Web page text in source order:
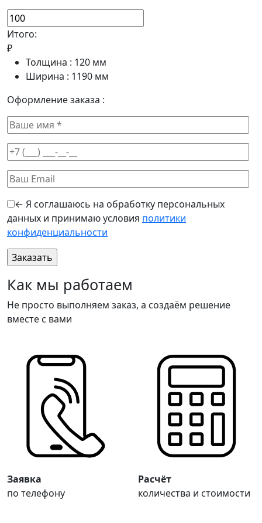
Итого:
₽
Толщина : 120 мм
Ширина : 1190 мм
Оформление заказа :
← Я соглашаюсь на обработку персональных
данных и принимаю условия политики
конфиденциальности
Как мы работаем
Не просто выполняем заказ, а создаём решение
вместе с вами
Заявка
по телефону
Расчёт
количества и стоимости